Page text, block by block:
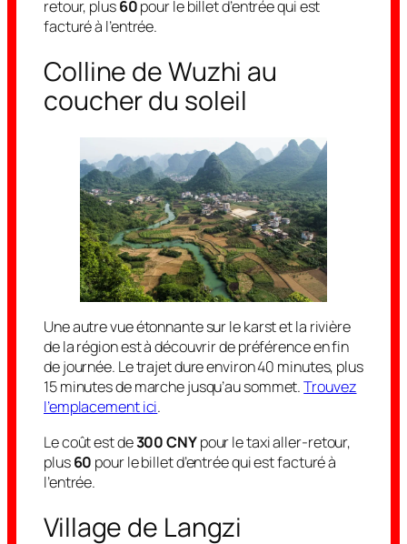
retour, plus60pour le billet d’entrée qui est
facturé à l’entrée.
Colline de Wuzhi au
coucher du soleil
Une autre vue étonnante sur le karst et la rivière
de la région est à découvrir de préférence en fin
de journée. Le trajet dure environ 40 minutes, plus
15 minutes de marche jusqu’au sommet.Trouvez
l’emplacement ici.
Le coût est de300 CNYpour le taxi aller-retour,
plus60 pour le billet d’entrée qui est facturé à
l’entrée.
Village de Langzi